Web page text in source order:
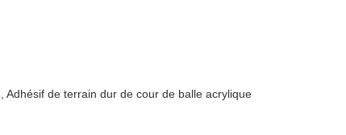
de terrain dur de cour de balle acrylique